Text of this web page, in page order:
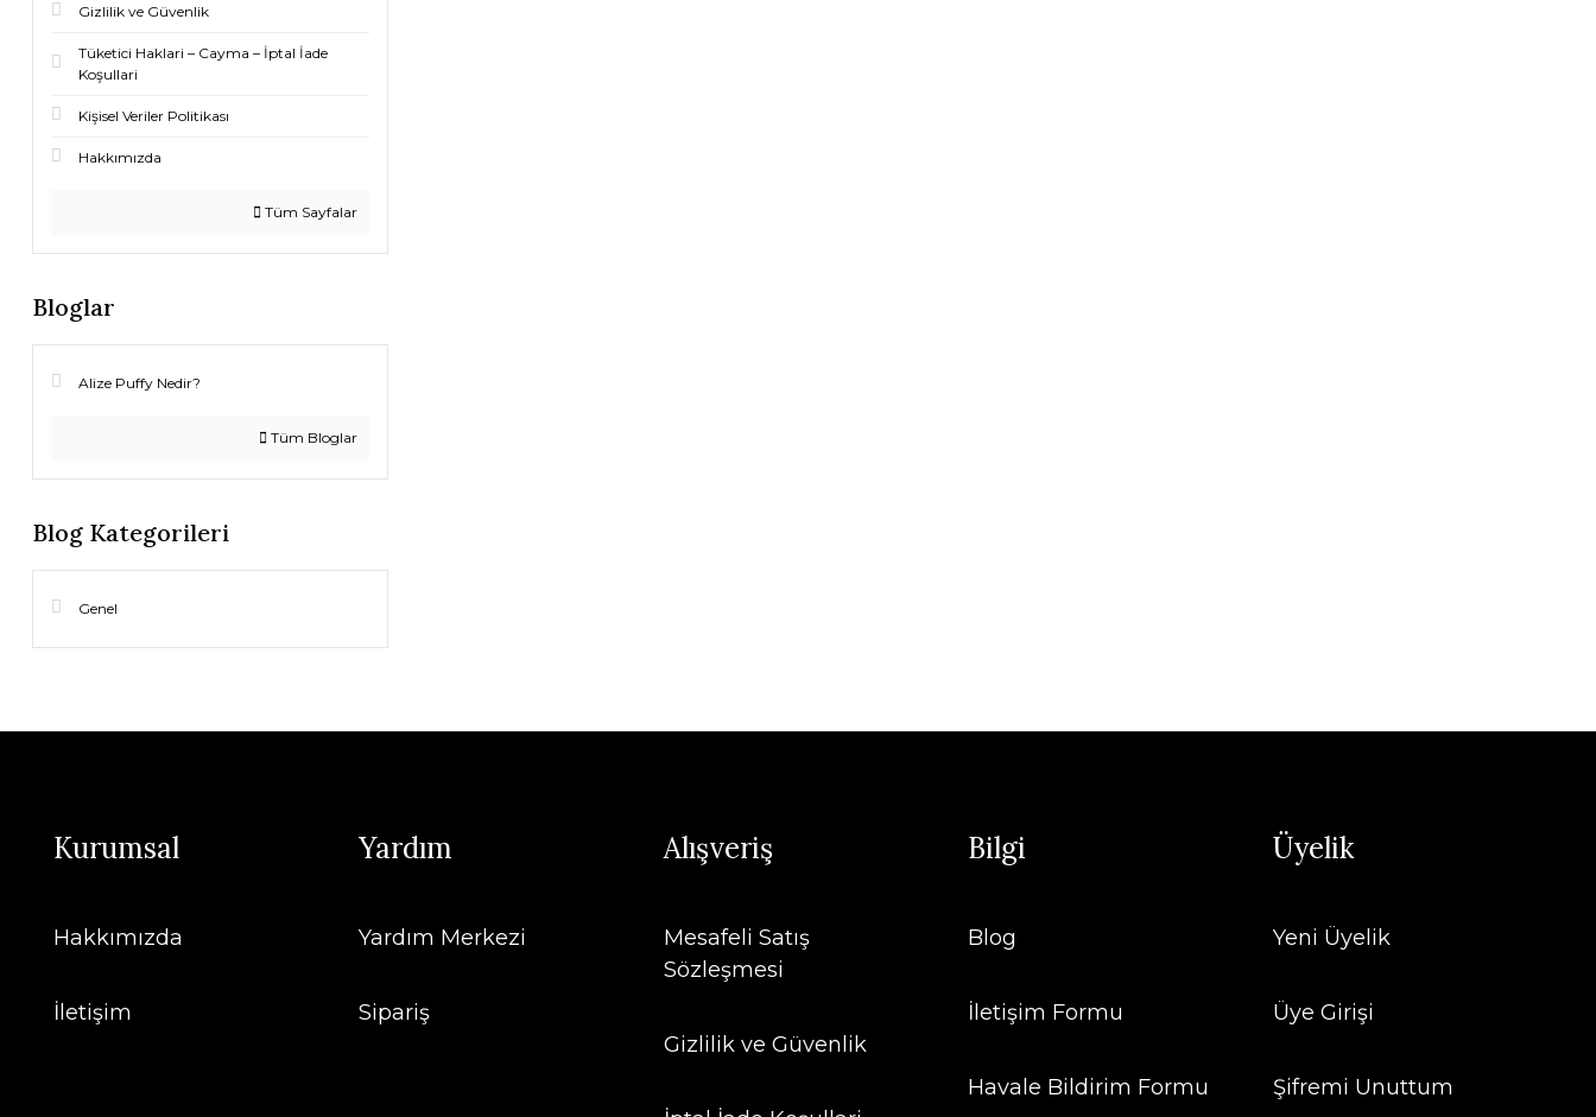
Gizlilik ve Güvenlik
Tüketici Haklari – Cayma – İptal İade
Koşullari
Kişisel Veriler Politikası
Hakkımızda
Tüm Sayfalar
Bloglar
Alize Puffy Nedir?
Tüm Bloglar
Blog Kategorileri
Genel
Kurumsal
Hakkımızda
İletişim
Yardım
Yardım Merkezi
Sipariş
Alışveriş
Mesafeli Satış
Sözleşmesi
Gizlilik ve Güvenlik
Bilgi
Blog
İletişim Formu
Havale Bildirim Formu
Üyelik
Yeni Üyelik
Üye Girişi
Şifremi Unuttum